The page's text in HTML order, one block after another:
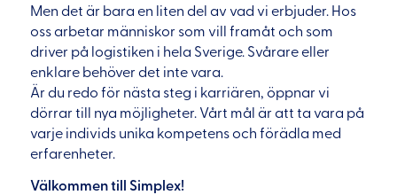
Men det är bara en liten del av vad vi erbjuder. Hos
oss arbetar människor som vill framåt och som
driver på logistiken i hela Sverige. Svårare eller
enklare behöver det inte vara.
Är du redo för nästa steg i karriären, öppnar vi
dörrar till nya möjligheter. Vårt mål är att ta vara på
varje individs unika kompetens och förädla med
erfarenheter.
Välkommen till Simplex!